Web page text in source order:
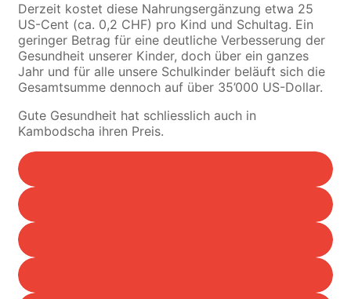
Derzeit kostet diese Nahrungsergänzung etwa 25
US-Cent (ca. 0,2 CHF) pro Kind und Schultag. Ein
geringer Betrag für eine deutliche Verbesserung der
Gesundheit unserer Kinder, doch über ein ganzes
Jahr und für alle unsere Schulkinder beläuft sich die
Gesamtsumme dennoch auf über 35’000 US-Dollar.
Gute Gesundheit hat schliesslich auch in
Kambodscha ihren Preis.